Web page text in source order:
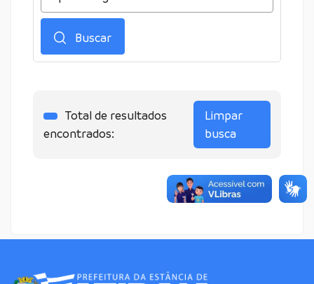
Buscar
Total de resultados
encontrados:
Limpar
busca